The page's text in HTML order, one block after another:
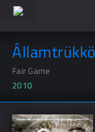
Fair Game
2010